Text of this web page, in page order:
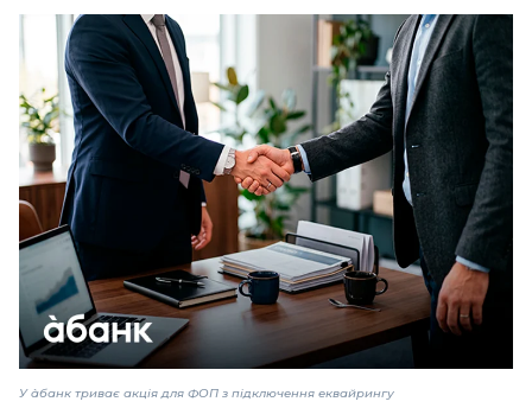
У àбанк триває акція для ФОП з підключення еквайрингу